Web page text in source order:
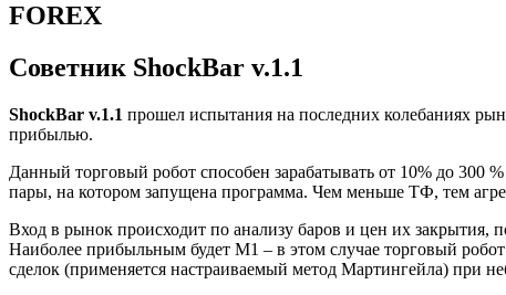
FOREX
Советник ShockBar v.1.1
ShockBar v.1.1 прошел испытания на последних колебаниях
прибылью.
Данный торговый робот способен зарабатывать от 10% до 300
пары, на котором запущена программа. Чем меньше ТФ, тем
Вход в рынок происходит по анализу баров и цен их закрытия,
Наиболее прибыльным будет М1 – в этом случае торговый
сделок (применяется настраиваемый метод Мартингейла) при